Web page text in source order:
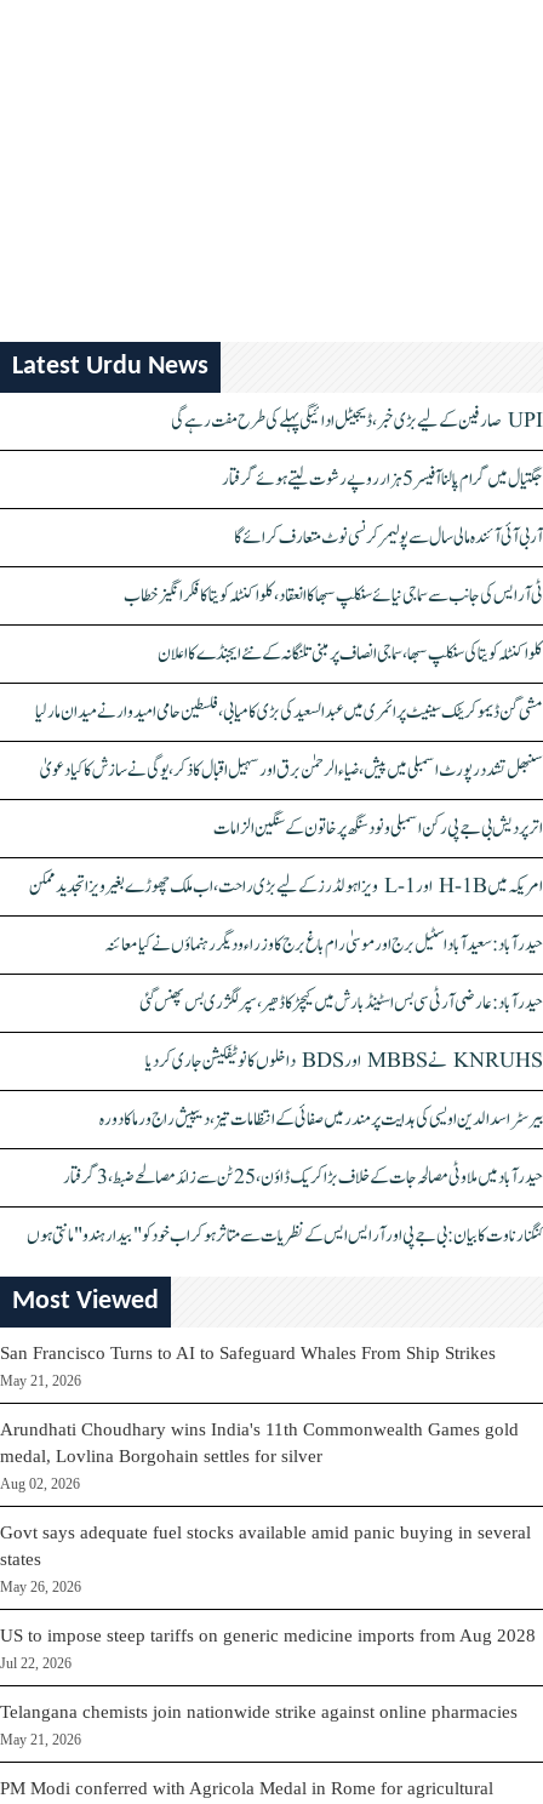
Latest Urdu News
UPI صارفین کے لیے بڑی خبر، ڈیجیٹل ادائیگی پہلے کی طرح مفت رہے گی
جگتیال میں گرام پالنا آفیسر 5 ہزار روپے رشوت لیتے ہوئے گرفتار
آر بی آئی آئندہ مالی سال سے پولیمر کرنسی نوٹ متعارف کرائے گا
ٹی آر ایس کی جانب سے سماجی نیائے سنکلپ سبھا کا انعقاد، کلواکنٹلہ کویتا کا فکر انگیز خطاب
کلواکنٹلہ کویتا کی سنکلپ سبھا، سماجی انصاف پر مبنی تلنگانہ کے نئے ایجنڈے کا اعلان
مشی گن ڈیموکریٹک سینیٹ پرائمری میں عبدالسعید کی بڑی کامیابی، فلسطین حامی امیدوار نے میدان مار لیا
سنبھل تشدد رپورٹ اسمبلی میں پیش، ضیاء الرحمٰن برق اور سہیل اقبال کا ذکر، یوگی نے سازش کا کیا دعویٰ
اتر پردیش بی جے پی رکن اسمبلی ونود سنگھ پر خاتون کے سنگین الزامات
امریکہ میں H-1B اور L-1 ویزا ہولڈرز کے لیے بڑی راحت، اب ملک چھوڑے بغیر ویزا تجدید ممکن
حیدرآباد: سعیدآباد اسٹیل برج اور موسیٰ رام باغ برج کا وزراء و دیگر رہنماؤں نے کیا معائنہ
حیدرآباد: عارضی آر ٹی سی بس اسٹینڈ بارش میں کیچڑ کا ڈھیر، سپر لگژری بس پھنس گئی
KNRUHS نے MBBS اور BDS داخلوں کا نوٹیفکیشن جاری کر دیا
بیرسٹر اسدالدین اویسی کی ہدایت پر مندر میں صفائی کے انتظامات تیز، دیپیش راج ورما کا دورہ
حیدرآباد میں ملاوٹی مصالحہ جات کے خلاف بڑا کریک ڈاؤن، 25 ٹن سے زائد مصالحے ضبط، 3 گرفتار
کنگنا رناوت کا بیان: بی جے پی اور آر ایس ایس کے نظریات سے متاثر ہو کر اب خود کو "بیدار ہندو" مانتی ہوں
Most Viewed
San Francisco Turns to AI to Safeguard Whales From Ship Strikes
May 21, 2026
Arundhati Choudhary wins India's 11th Commonwealth Games gold
medal, Lovlina Borgohain settles for silver
Aug 02, 2026
Govt says adequate fuel stocks available amid panic buying in several
states
May 26, 2026
US to impose steep tariffs on generic medicine imports from Aug 2028
Jul 22, 2026
Telangana chemists join nationwide strike against online pharmacies
May 21, 2026
PM Modi conferred with Agricola Medal in Rome for agricultural